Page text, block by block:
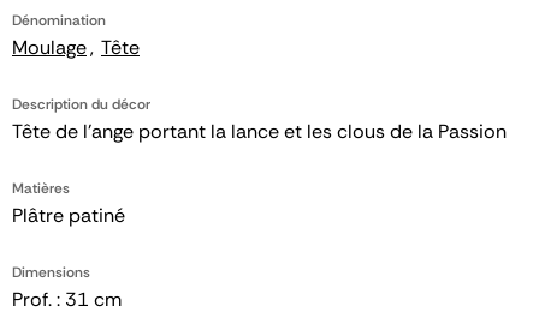
Dénomination
Moulage Tête
Description du décor
Tête de l'ange portant la lance et les clous de la Passion
Matières
Plâtre patiné
Dimensions
Prof. : 31 cm